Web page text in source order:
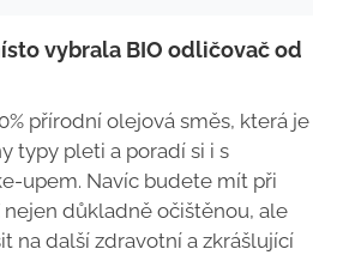
vybrala BIO odličovač od
přírodní olejová směs, která je
typy pleti a poradí si i s
upem. Navíc budete mít při
důkladně očištěnou, ale
na další zdravotní a zkrášlující